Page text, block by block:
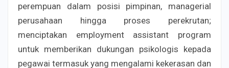
perempuan dalam posisi pimpinan, managerial
perusahaan hingga proses perekrutan;
menciptakan employment assistant program
untuk memberikan dukungan psikologis kepada
pegawai termasuk yang mengalami kekerasan dan